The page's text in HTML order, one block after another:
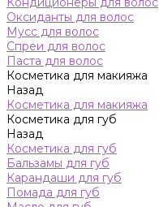
Оксиданты для волос
Мусс для волос
Спреи для волос
Паста для волос
Косметика для макияжа
Назад
Косметика для макияжа
Косметика для губ
Назад
Косметика для губ
Бальзамы для губ
Карандаши для губ
Помада для губ